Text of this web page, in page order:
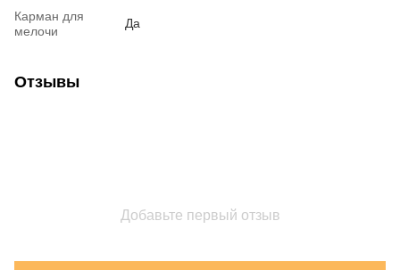
Карман для
мелочи
Да
Отзывы
Добавьте первый отзыв